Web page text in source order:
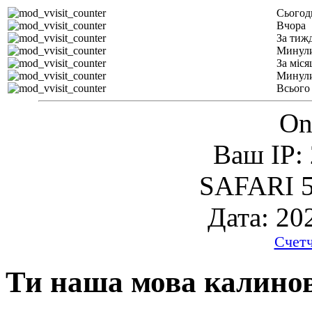
Вчора
За
За
Всього
Ваш IP:
SAFARI
Дата:
Ти наша мова